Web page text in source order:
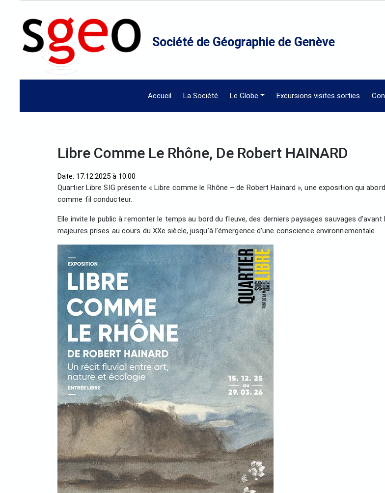
Société de Géographie de Genève
Accueil La Société Le Globe Excursions visites sorties
Libre Comme Le Rhône, De Robert HAINARD
Date: 17.12.2025 à 10:00
Quartier Libre SIG présente « Libre comme le Rhône – de Robert Hainard », une exposition qui
comme fil conducteur.
Elle invite le public à remonter le temps au bord du fleuve, des derniers paysages sauvages
majeures prises au cours du XXe siècle, jusqu’à l’émergence d’une conscience environnementale.